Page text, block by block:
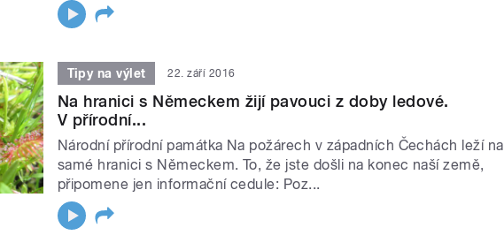
Tipy na výlet 22. září 2016
Na hranici s Německem žijí pavouci z doby ledové.
V přírodní...
Národní přírodní památka Na požárech v západních Čechách leží na
samé hranici s Německem. To, že jste došli na konec naší země,
připomene jen informační cedule: Poz...